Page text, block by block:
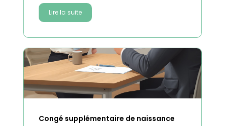
Lire la suite
Congé supplémentaire de naissance